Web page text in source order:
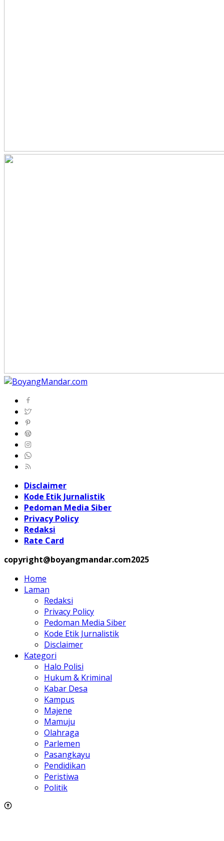
Disclaimer
Kode Etik Jurnalistik
Pedoman Media Siber
Privacy Policy
Redaksi
Rate Card
copyright@boyangmandar.com2025
Home
Laman
Redaksi
Privacy Policy
Pedoman Media Siber
Kode Etik Jurnalistik
Disclaimer
Kategori
Halo Polisi
Hukum & Kriminal
Kabar Desa
Kampus
Majene
Mamuju
Olahraga
Parlemen
Pasangkayu
Pendidikan
Peristiwa
Politik